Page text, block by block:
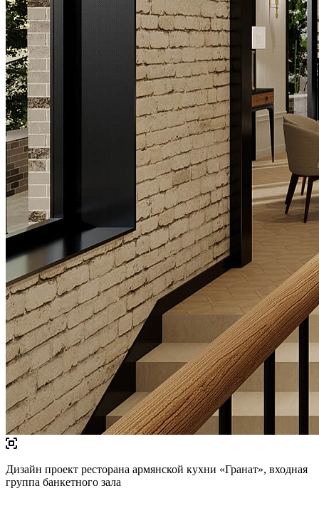
Дизайн проект ресторана армянской кухни «Гранат», входная
группа банкетного зала